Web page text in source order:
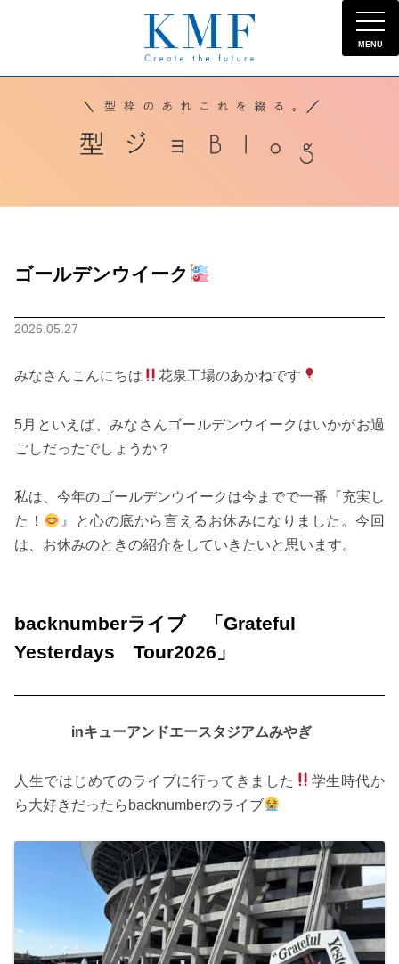
MENU
ゴールデンウイーク
2026.05.27
みなさんこんにちは 花泉工場のあかねです
5月といえば、みなさんゴールデンウイークはいかがお過
ごしだったでしょうか？
私は、今年のゴールデンウイークは今までで一番『充実し
た！
』と心の底から言えるお休みになりました。今回
は、お休みのときの紹介をしていきたいと思います。
backnumberライブ 「Grateful
Yesterdays Tour2026」
inキューアンドエースタジアムみやぎ
人生ではじめてのライブに行ってきました
学生時代か
ら大好きだったらbacknumberのライブ